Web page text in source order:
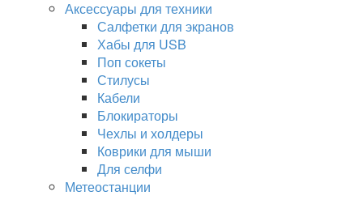
Аксессуары для техники
Салфетки для экранов
Хабы для USB
Поп сокеты
Стилусы
Кабели
Блокираторы
Чехлы и холдеры
Коврики для мыши
Для селфи
Метеостанции